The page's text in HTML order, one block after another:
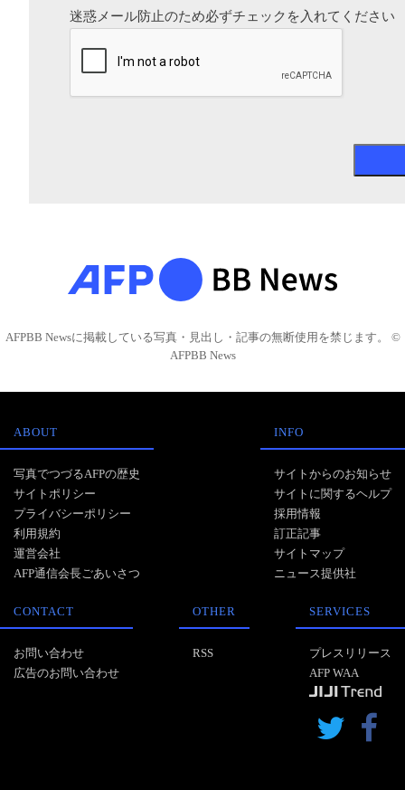
迷惑メール防止のため必ずチェックを入れてください
AFPBB Newsに掲載している写真・見出し・記事の無断使用を禁じます。 ©
AFPBB News
ABOUT
写真でつづるAFPの歴史
サイトポリシー
プライバシーポリシー
利用規約
運営会社
AFP通信会長ごあいさつ
INFO
サイトからのお知らせ
サイトに関するヘルプ
採用情報
訂正記事
サイトマップ
ニュース提供社
CONTACT
お問い合わせ
広告のお問い合わせ
OTHER
RSS
SERVICES
プレスリリース
AFP WAA